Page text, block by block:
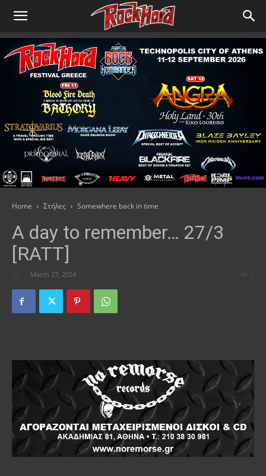
Home Στήλες Somewhere back in time
A day to remember… 27/3
[RATT]
March 27, 2024